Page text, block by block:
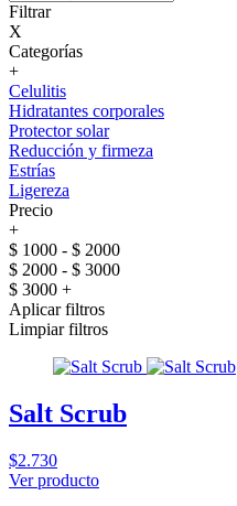
Filtrar
X
Categorías
+
Celulitis
Hidratantes corporales
Protector solar
Reducción y firmeza
Estrías
Ligereza
Precio
+
$ 1000 - $ 2000
$ 2000 - $ 3000
$ 3000 +
Aplicar filtros
Limpiar filtros
Salt Scrub
$2.730
Ver producto